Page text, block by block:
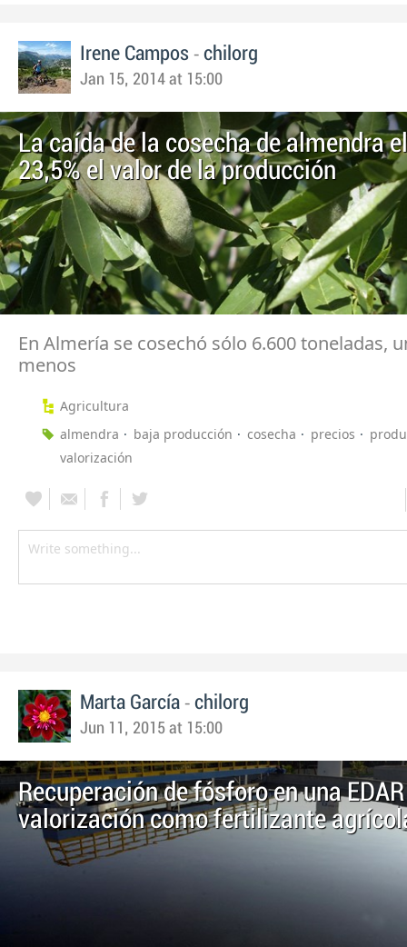
Irene Campos - chilorg
Jan 15, 2014 at 15:00
La caída de la cosecha de almendra
23,5% el valor de la producción
En Almería se cosechó sólo 6.600 toneladas,
menos
Agricultura
almendra
baja producción cosecha precios
valorización
Marta García - chilorg
Jun 11, 2015 at 15:00
Recuperación de fósforo en una
valorización como fertilizante